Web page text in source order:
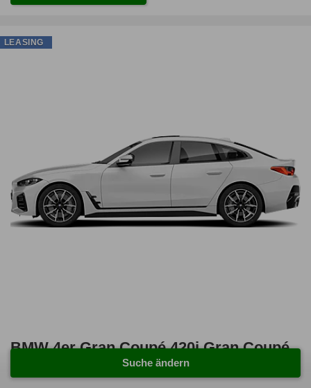
BMW 4er Gran Coupé 420i Gran Coupé
LEASING
Suche ändern